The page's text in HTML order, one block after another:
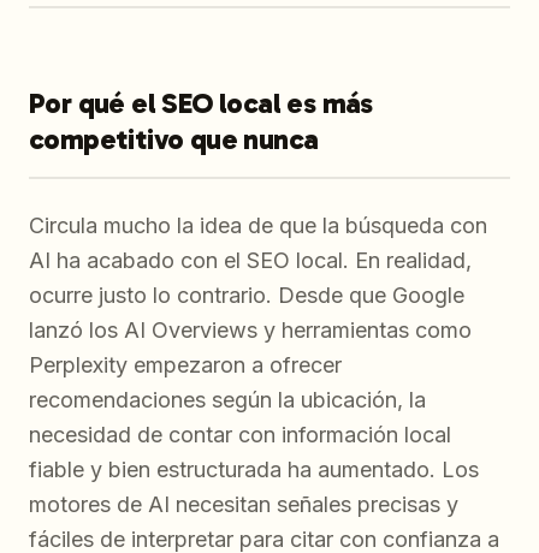
Por qué el SEO local es más
competitivo que nunca
Circula mucho la idea de que la búsqueda con
AI ha acabado con el SEO local. En realidad,
ocurre justo lo contrario. Desde que Google
lanzó los AI Overviews y herramientas como
Perplexity empezaron a ofrecer
recomendaciones según la ubicación, la
necesidad de contar con información local
fiable y bien estructurada ha aumentado. Los
motores de AI necesitan señales precisas y
fáciles de interpretar para citar con confianza a